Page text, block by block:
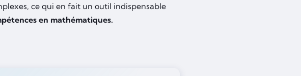
ce qui en fait un outil indispensable
en mathématiques.